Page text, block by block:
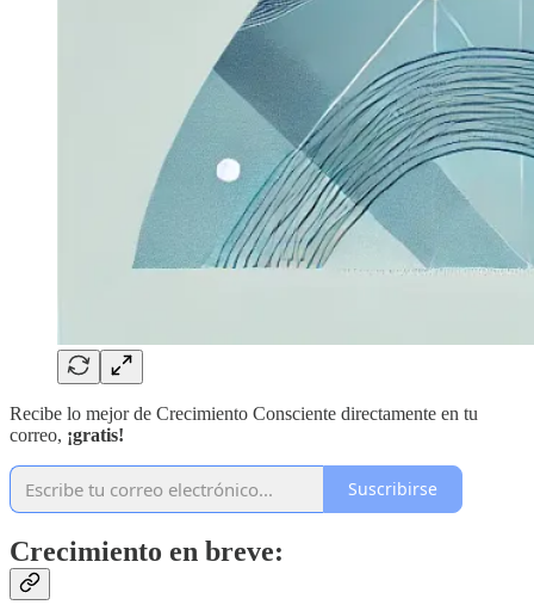
Recibe lo mejor de Crecimiento Consciente directamente en tu
correo, ¡gratis!
Suscribirse
Crecimiento en breve: